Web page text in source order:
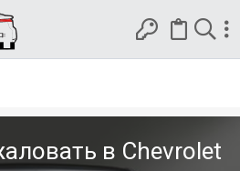
в Chevrolet